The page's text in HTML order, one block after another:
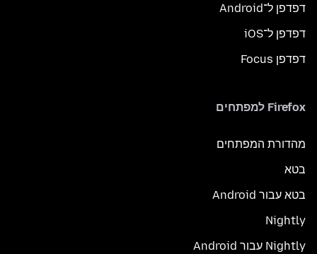
דפדפן ל־Android
דפדפן ל־iOS
דפדפן Focus
Firefox למפתחים
מהדורת המפתחים
בטא
בטא עבור Android
Nightly
Nightly עבור Android